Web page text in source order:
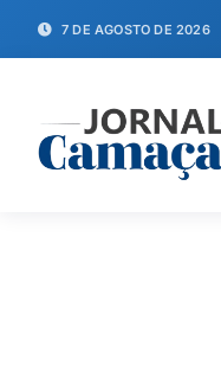
7 DE AGOSTO DE 2026